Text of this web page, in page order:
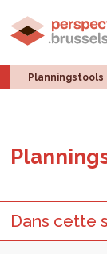
Planningstools
Dans cette